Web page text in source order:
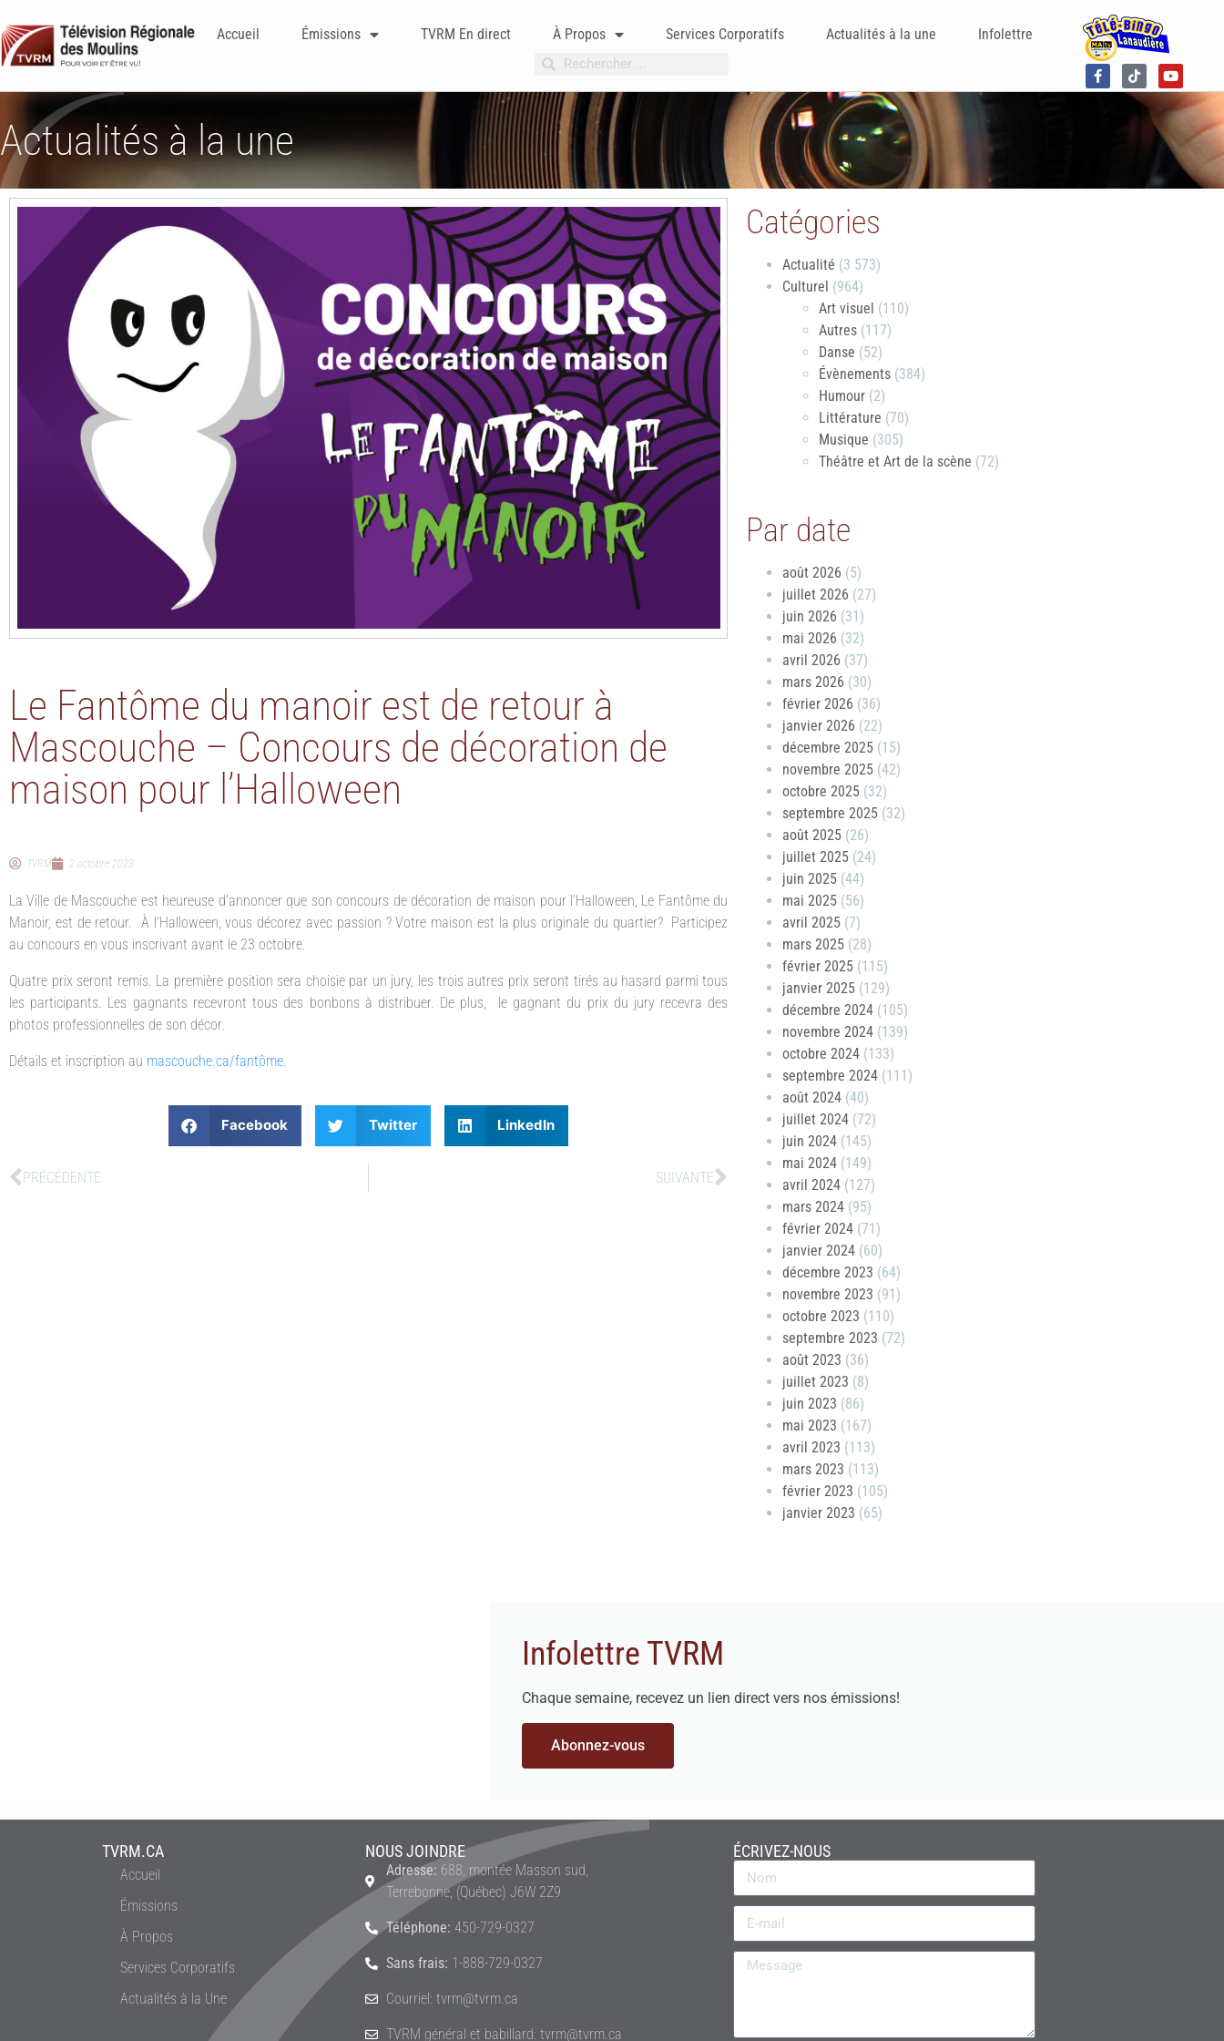
Accueil Émissions TVRM En direct À Propos Services Corporatifs Actualités à la une Infolettre
Actualités à la une
Le Fantôme du manoir est de retour à
Mascouche – Concours de décoration de
maison pour l’Halloween
TVRM 2 octobre 2023
La Ville de Mascouche est heureuse d’annoncer que son concours de décoration de maison pour l’Halloween, Le Fantôme du
Manoir, est de retour. À l’Halloween, vous décorez avec passion ? Votre maison est la plus originale du quartier? Participez
au concours en vous inscrivant avant le 23 octobre.
Quatre prix seront remis. La première position sera choisie par un jury, les trois autres prix seront tirés au hasard parmi tous
les participants. Les gagnants recevront tous des bonbons à distribuer. De plus, le gagnant du prix du jury recevra des
photos professionnelles de son décor.
Détails et inscription au mascouche.ca/fantôme
Facebook Twitter LinkedIn
PRÉCÉDENTE SUIVANTE
Catégories
Actualité (3 573)
Culturel (964)
Art visuel (110)
Autres (117)
Danse (52)
Évènements (384)
Humour (2)
Littérature (70)
Musique (305)
Théâtre et Art de la scène (72)
Par date
août 2026 (5)
juillet 2026 (27)
juin 2026 (31)
mai 2026 (32)
avril 2026 (37)
mars 2026 (30)
février 2026 (36)
janvier 2026 (22)
décembre 2025 (15)
novembre 2025 (42)
octobre 2025 (32)
septembre 2025 (32)
août 2025 (26)
juillet 2025 (24)
juin 2025 (44)
mai 2025 (56)
avril 2025 (7)
mars 2025 (28)
février 2025 (115)
janvier 2025 (129)
décembre 2024 (105)
novembre 2024 (139)
octobre 2024 (133)
septembre 2024 (111)
août 2024 (40)
juillet 2024 (72)
juin 2024 (145)
mai 2024 (149)
avril 2024 (127)
mars 2024 (95)
février 2024 (71)
janvier 2024 (60)
décembre 2023 (64)
novembre 2023 (91)
octobre 2023 (110)
septembre 2023 (72)
août 2023 (36)
juillet 2023 (8)
juin 2023 (86)
mai 2023 (167)
avril 2023 (113)
mars 2023 (113)
février 2023 (105)
janvier 2023 (65)
Infolettre TVRM
Chaque semaine, recevez un lien direct vers nos émissions!
Abonnez-vous
TVRM.CA
Accueil
Émissions
À Propos
Services Corporatifs
Actualités à la Une
NOUS JOINDRE
Adresse: 688, montée Masson sud,
Terrebonne, (Québec) J6W 2Z9
Téléphone: 450-729-0327
Sans frais: 1-888-729-0327
Courriel: tvrm@tvrm.ca
TVRM général et babillard: tvrm@tvrm.ca
ÉCRIVEZ-NOUS